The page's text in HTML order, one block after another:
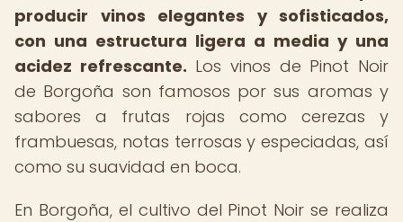
producir vinos elegantes y sofisticados,
con una estructura ligera a media y una
acidez refrescante. Los vinos de Pinot Noir
de Borgoña son famosos por sus aromas y
sabores a frutas rojas como cerezas y
frambuesas, notas terrosas y especiadas, así
como su suavidad en boca.
En Borgoña, el cultivo del Pinot Noir se realiza